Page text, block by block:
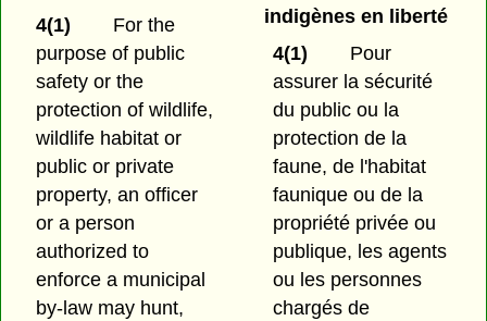
4(1)
For the
purpose of public
safety or the
protection of wildlife,
wildlife habitat or
public or private
property, an officer
or a person
authorized to
enforce a municipal
by-law may hunt,
indigènes en liberté
4(1)
Pour
assurer la sécurité
du public ou la
protection de la
faune, de l'habitat
faunique ou de la
propriété privée ou
publique, les agents
ou les personnes
chargés de